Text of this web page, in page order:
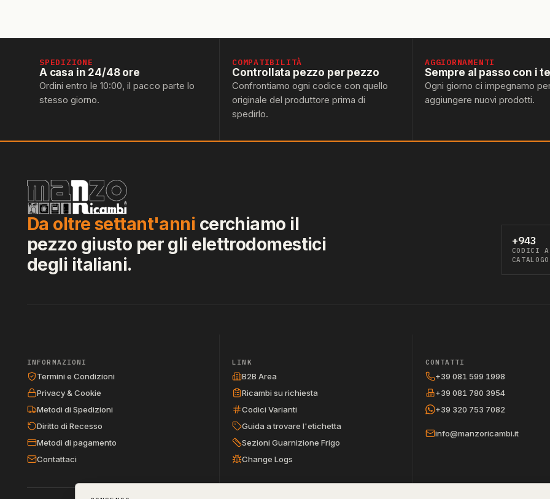
SPEDIZIONE
A casa in 24/48 ore
Ordini entro le 10:00, il pacco parte lo
stesso giorno.
COMPATIBILITÀ
Controllata pezzo per pezzo
Confrontiamo ogni codice con quello
originale del produttore prima di
spedirlo.
AGGIORNAMENTI
Sempre al passo con i
Ogni giorno ci impegnamo
aggiungere nuovi prodotti.
Da oltre settant'anni cerchiamo il
pezzo giusto per gli elettrodomestici
degli italiani.
+943
CODICI A
CATALOGO
INFORMAZIONI
Termini e Condizioni
Privacy & Cookie
Metodi di Spedizioni
Diritto di Recesso
Metodi di pagamento
Contattaci
LINK
B2B Area
Ricambi su richiesta
Codici Varianti
Guida a trovare l'etichetta
Sezioni Guarnizione Frigo
Change Logs
CONTATTI
+39 081 599 1998
+39 081 780 3954
+39 320 753 7082
info@manzoricambi.it